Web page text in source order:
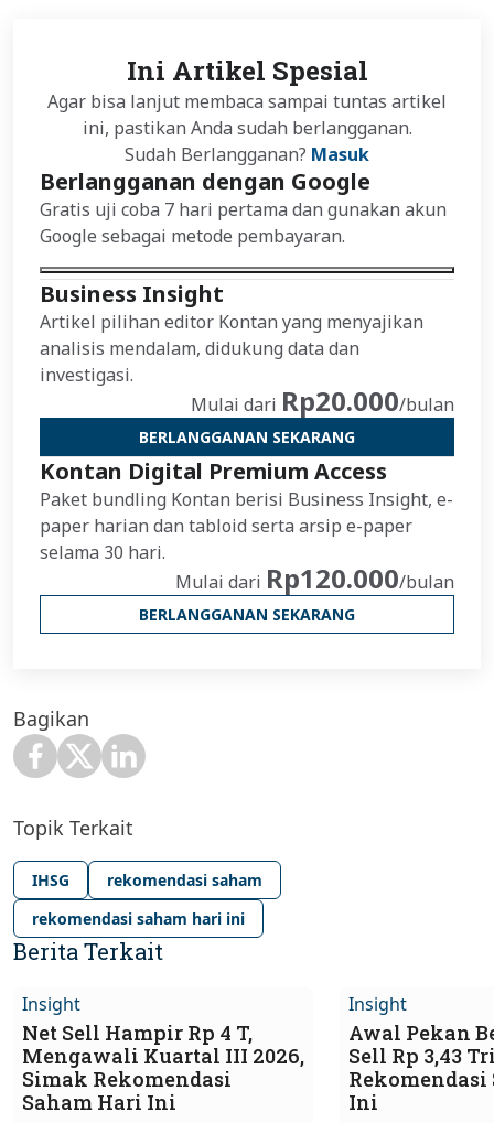
Ini Artikel Spesial
Agar bisa lanjut membaca sampai tuntas artikel
ini, pastikan Anda sudah berlangganan.
Sudah Berlangganan? Masuk
Berlangganan dengan Google
Gratis uji coba 7 hari pertama dan gunakan akun
Google sebagai metode pembayaran.
Business Insight
Artikel pilihan editor Kontan yang menyajikan
analisis mendalam, didukung data dan
investigasi.
Mulai dari Rp20.000/bulan
BERLANGGANAN SEKARANG
Kontan Digital Premium Access
Paket bundling Kontan berisi Business Insight, e-
paper harian dan tabloid serta arsip e-paper
selama 30 hari.
Mulai dari Rp120.000/bulan
BERLANGGANAN SEKARANG
Bagikan
Topik Terkait
IHSG
rekomendasi saham
rekomendasi saham hari ini
Berita Terkait
Insight
Net Sell Hampir Rp 4 T,
Mengawali Kuartal III 2026,
Simak Rekomendasi
Saham Hari Ini
Insight
Awal Pekan
Sell Rp 3,43
Ini